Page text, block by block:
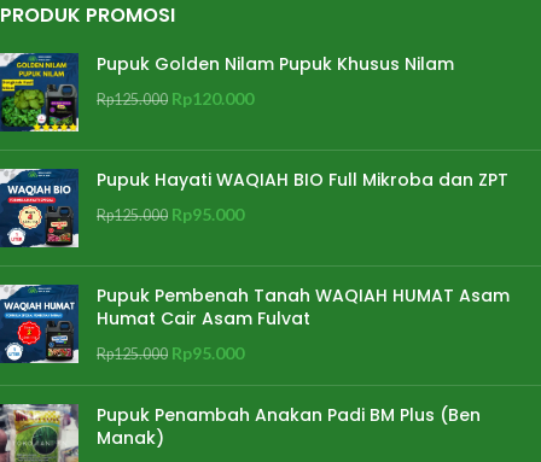
PRODUK PROMOSI
Pupuk Golden Nilam Pupuk Khusus Nilam
Rp125.000 Rp120.000
Pupuk Hayati WAQIAH BIO Full Mikroba dan ZPT
Rp125.000 Rp95.000
Pupuk Pembenah Tanah WAQIAH HUMAT Asam
Humat Cair Asam Fulvat
Rp125.000 Rp95.000
Pupuk Penambah Anakan Padi BM Plus (Ben
Manak)